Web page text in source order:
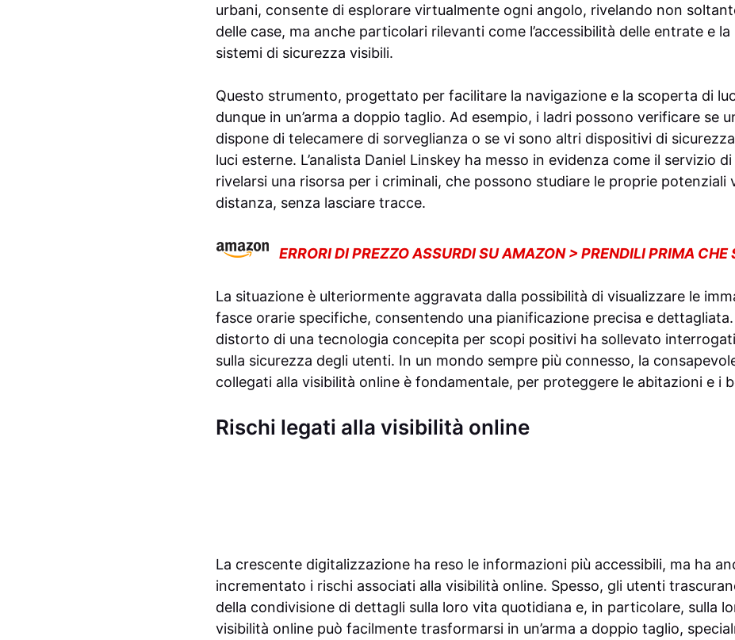
urbani, consente di esplorare virtualmente ogni angolo, rivelando non
delle case, ma anche particolari rilevanti come l’accessibilità delle entrate e
sistemi di sicurezza visibili.
Questo strumento, progettato per facilitare la navigazione e la scoperta di
dunque in un’arma a doppio taglio. Ad esempio, i ladri possono verificare se
dispone di telecamere di sorveglianza o se vi sono altri dispositivi di
luci esterne. L’analista Daniel Linskey ha messo in evidenza come il servizio
rivelarsi una risorsa per i criminali, che possono studiare le proprie potenziali
distanza, senza lasciare tracce.
ERRORI DI PREZZO ASSURDI SU AMAZON > PRENDILI PRIMA CHE
La situazione è ulteriormente aggravata dalla possibilità di visualizzare le
fasce orarie specifiche, consentendo una pianificazione precisa e
distorto di una tecnologia concepita per scopi positivi ha sollevato
sulla sicurezza degli utenti. In un mondo sempre più connesso, la
collegati alla visibilità online è fondamentale, per proteggere le abitazioni e i
Rischi legati alla visibilità online
La crescente digitalizzazione ha reso le informazioni più accessibili, ma ha
incrementato i rischi associati alla visibilità online. Spesso, gli utenti
della condivisione di dettagli sulla loro vita quotidiana e, in particolare, sulla
visibilità online può facilmente trasformarsi in un’arma a doppio taglio,